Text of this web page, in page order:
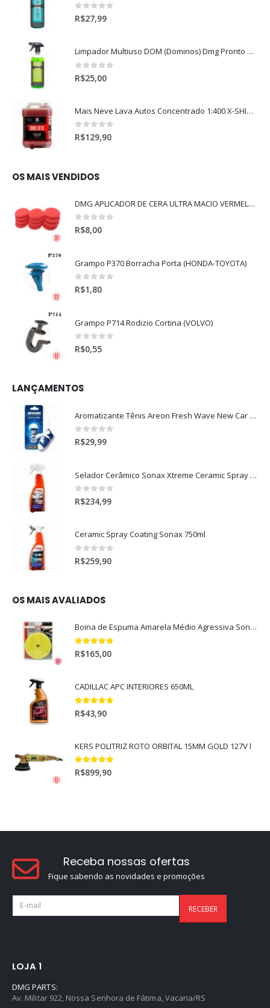
0out of 5
R$27,99
Limpador Multiuso DOM (Dominos) Dmg Pronto P/Uso (500ml)
0 out of 5
R$25,00
Mais Neve Lava Autos Concentrado 1:400 X-SHINE 5Litros
0out of 5
R$129,90
OS MAIS VENDIDOS
DMG APLICADOR DE CERA ULTRA MACIO VERMELHO l
0out of 5
R$8,00
Grampo P370 Borracha Porta (HONDA-TOYOTA)
0out of 5
R$1,80
Grampo P714 Rodizio Cortina (VOLVO)
0out of 5
R$0,55
LANÇAMENTOS
Aromatizante Tênis Areon Fresh Wave New Car / Carro Novo
0out of 5
R$29,99
Selador Cerâmico Sonax Xtreme Ceramic Spray + Seal (750ml)
0out of 5
R$234,99
Ceramic Spray Coating Sonax 750ml
0out of 5
R$259,90
OS MAIS AVALIADOS
Boina de Espuma Amarela Médio Agressiva Sonax (5")
5.00out of 5
R$165,00
CADILLAC APC INTERIORES 650ML
5.00out of 5
R$43,90
KERS POLITRIZ ROTO ORBITAL 15MM GOLD 127V l
5.00out of 5
R$899,90
Receba nossas ofertas
Fique sabendo as novidades e promoções
LOJA 1
DMG PARTS:
Av. Militar 922, Nossa Senhora de Fátima, Vacaria/RS